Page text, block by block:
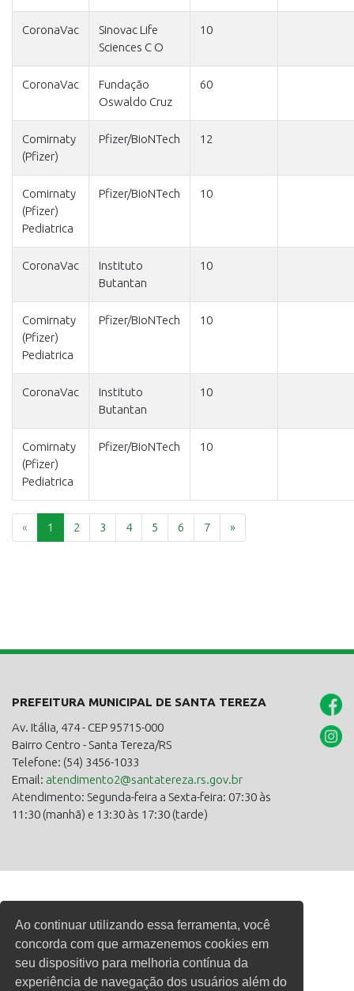
Ao continuar utilizando essa ferramenta, você
concorda com que armazenemos cookies em
seu dispositivo para melhoria contínua da
experiência de navegação dos usuários além do
CoronaVac
Sinovac Life
Sciences C O
10
CoronaVac
Fundação
Oswaldo Cruz
60
Comirnaty
(Pfizer)
Pfizer/BioNTech 12
Comirnaty
(Pfizer)
Pediatrica
Pfizer/BioNTech 10
CoronaVac
Instituto
Butantan
10
Comirnaty
(Pfizer)
Pediatrica
Pfizer/BioNTech 10
CoronaVac
Instituto
Butantan
10
Comirnaty
(Pfizer)
Pediatrica
Pfizer/BioNTech 10
« Previous
1 2 3 4 5 6 7 »
PREFEITURA MUNICIPAL DE SANTA TEREZA
Av. Itália, 474 - CEP 95715-000
Bairro Centro - Santa Tereza/RS
Telefone: (54) 3456-1033
Email: atendimento2@santatereza.rs.gov.br
Atendimento: Segunda-feira a Sexta-feira: 07:30 às
11:30 (manhã) e 13:30 às 17:30 (tarde)